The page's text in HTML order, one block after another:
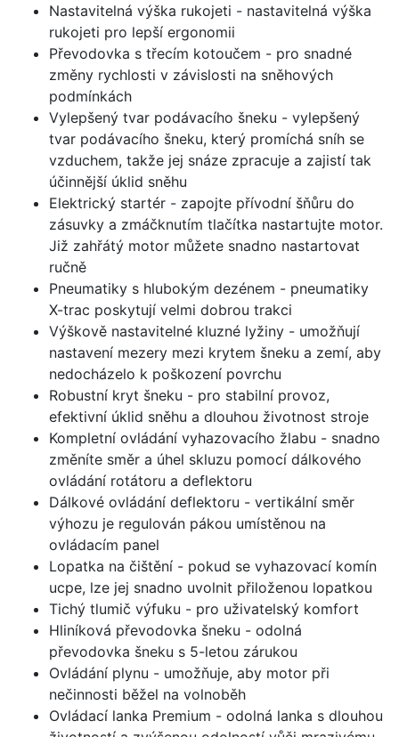
Nastavitelná výška rukojeti - nastavitelná výška
rukojeti pro lepší ergonomii
Převodovka s třecím kotoučem - pro snadné
změny rychlosti v závislosti na sněhových
podmínkách
Vylepšený tvar podávacího šneku - vylepšený
tvar podávacího šneku, který promíchá sníh se
vzduchem, takže jej snáze zpracuje a zajistí tak
účinnější úklid sněhu
Elektrický startér - zapojte přívodní šňůru do
zásuvky a zmáčknutím tlačítka nastartujte motor.
Již zahřátý motor můžete snadno nastartovat
ručně
Pneumatiky s hlubokým dezénem - pneumatiky
X-trac poskytují velmi dobrou trakci
Výškově nastavitelné kluzné lyžiny - umožňují
nastavení mezery mezi krytem šneku a zemí, aby
nedocházelo k poškození povrchu
Robustní kryt šneku - pro stabilní provoz,
efektivní úklid sněhu a dlouhou životnost stroje
Kompletní ovládání vyhazovacího žlabu - snadno
změníte směr a úhel skluzu pomocí dálkového
ovládání rotátoru a deflektoru
Dálkové ovládání deflektoru - vertikální směr
výhozu je regulován pákou umístěnou na
ovládacím panel
Lopatka na čištění - pokud se vyhazovací komín
ucpe, lze jej snadno uvolnit přiloženou lopatkou
Tichý tlumič výfuku - pro uživatelský komfort
Hliníková převodovka šneku - odolná
převodovka šneku s 5-letou zárukou
Ovládání plynu - umožňuje, aby motor při
nečinnosti běžel na volnoběh
Ovládací lanka Premium - odolná lanka s dlouhou